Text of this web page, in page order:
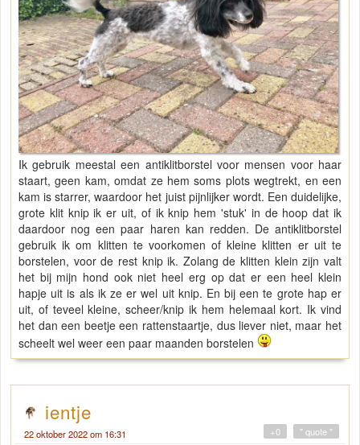
Ik gebruik meestal een antiklitborstel voor mensen voor haar
staart, geen kam, omdat ze hem soms plots wegtrekt, en een
kam is starrer, waardoor het juist pijnlijker wordt. Een duidelijke,
grote klit knip ik er uit, of ik knip hem 'stuk' in de hoop dat ik
daardoor nog een paar haren kan redden. De antiklitborstel
gebruik ik om klitten te voorkomen of kleine klitten er uit te
borstelen, voor de rest knip ik. Zolang de klitten klein zijn valt
het bij mijn hond ook niet heel erg op dat er een heel klein
hapje uit is als ik ze er wel uit knip. En bij een te grote hap er
uit, of teveel kleine, scheer/knip ik hem helemaal kort. Ik vind
het dan een beetje een rattenstaartje, dus liever niet, maar het
scheelt wel weer een paar maanden borstelen
ientje
22 oktober 2022 om 16:31 " quote "
+0